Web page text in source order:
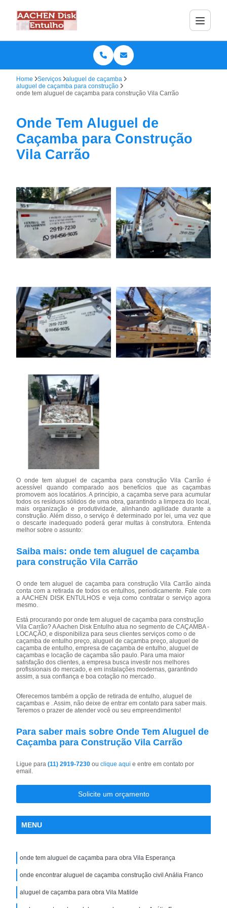
Home Serviços
aluguel de caçamba
aluguel de caçamba para construção
onde tem aluguel de caçamba para construção Vila Carrão
Onde Tem Aluguel de
Caçamba para Construção
Vila Carrão
O onde tem aluguel de caçamba para construção Vila Carrão é
acessível quando comparado aos benefícios que as caçambas
promovem aos locatários. A princípio, a caçamba serve para acumular
todos os resíduos sólidos de uma obra, garantindo a limpeza do local,
mais organização e produtividade, alinhando agilidade durante a
construção. Além disso, o serviço é determinado por lei, uma vez que
o descarte inadequado poderá gerar multas à construtora. Entenda
melhor sobre o assunto:
Saiba mais: onde tem aluguel de caçamba
para construção Vila Carrão
O onde tem aluguel de caçamba para construção Vila Carrão ainda
conta com a retirada de todos os entulhos, periodicamente. Fale com
a AACHEN DISK ENTULHOS e veja como contratar o serviço agora
mesmo.
Está procurando por onde tem aluguel de caçamba para construção
Vila Carrão? A Aachen Disk Entulho atua no segmento de CAÇAMBA -
LOCAÇÃO, e disponibiliza para seus clientes serviços como o de
caçamba de entulho preço, aluguel de caçamba preço, aluguel de
caçamba de entulho, empresa de caçamba de entulho, aluguel de
caçambas e locação de caçamba são paulo. Para uma maior
satisfação dos clientes, a empresa busca investir nos melhores
profissionais do mercado, e em instalações modernas, garantindo
assim, a sua confiança e boa cotação no mercado.
Oferecemos também a opção de retirada de entulho, aluguel de
caçambas e . Assim, não deixe de entrar em contato para saber mais.
Teremos o prazer de atender você ou seu empreendimento!
Para saber mais sobre Onde Tem Aluguel de
Caçamba para Construção Vila Carrão
Ligue para(11) 2919-7230ouclique aqui e entre em contato por
email.
Solicite um orçamento
MENU
onde tem aluguel de caçamba para obra Vila Esperança
onde encontrar aluguel de caçamba construção civil Anália Franco
aluguel de caçamba para obra Vila Matilde